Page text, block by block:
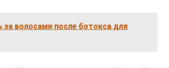
за волосами после ботокса для